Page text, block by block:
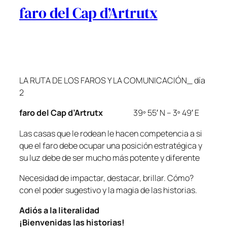
faro del Cap d’Artrutx
LA RUTA DE LOS FAROS Y LA COMUNICACIÓN_ día
2
faro del Cap d’Artrutx 39º 55′ N – 3º 49′ E
Las casas que le rodean le hacen competencia a si
que el faro debe ocupar una posición estratégica y
su luz debe de ser mucho más potente y diferente
Necesidad de impactar, destacar, brillar. Cómo?
con el poder sugestivo y la magia de las historias.
Adiós a la literalidad
¡Bienvenidas las historias!